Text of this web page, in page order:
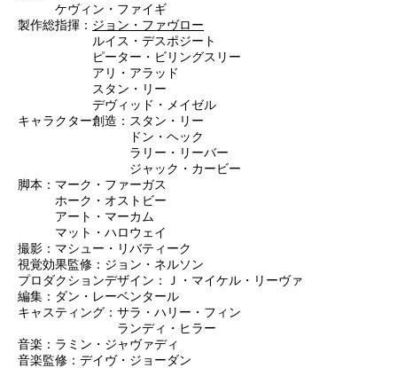
ケヴィン・ファイギ
製作総指揮： ジョン・ファヴロー
ルイス・デスポジート
ピーター・ビリングスリー
アリ・アラッド
スタン・リー
デヴィッド・メイゼル
キャラクター創造：スタン・リー
ドン・ヘック
ラリー・リーバー
ジャック・カービー
脚本：マーク・ファーガス
ホーク・オストビー
アート・マーカム
マット・ハロウェイ
撮影：マシュー・リバティーク
視覚効果監修：ジョン・ネルソン
プロダクションデザイン：Ｊ・マイケル・リーヴァ
編集：ダン・レーベンタール
キャスティング：サラ・ハリー・フィン
ランディ・ヒラー
音楽：ラミン・ジャヴァディ
音楽監修：デイヴ・ジョーダン